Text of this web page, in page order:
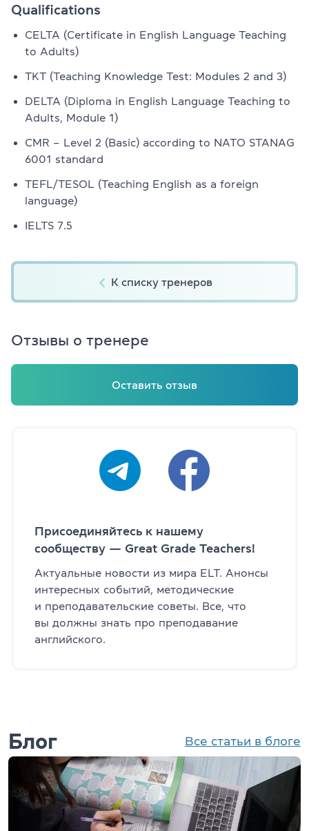
Qualifications
CELTA (Certificate in English Language Teaching
to Adults)
TKT (Teaching Knowledge Test: Modules 2 and 3)
DELTA (Diploma in English Language Teaching to
Adults, Module 1)
CMR – Level 2 (Basic) according to NATO STANAG
6001 standard
TEFL/TESOL (Teaching English as a foreign
language)
IELTS 7.5
К списку тренеров
Отзывы о тренере
Оставить отзыв
Присоединяйтесь к нашему
сообществу — Great Grade Teachers!
Актуальные новости из мира ELT. Анонсы
интересных событий, методические
и преподавательские советы. Все, что
вы должны знать про преподавание
английского.
Блог Все статьи в блоге